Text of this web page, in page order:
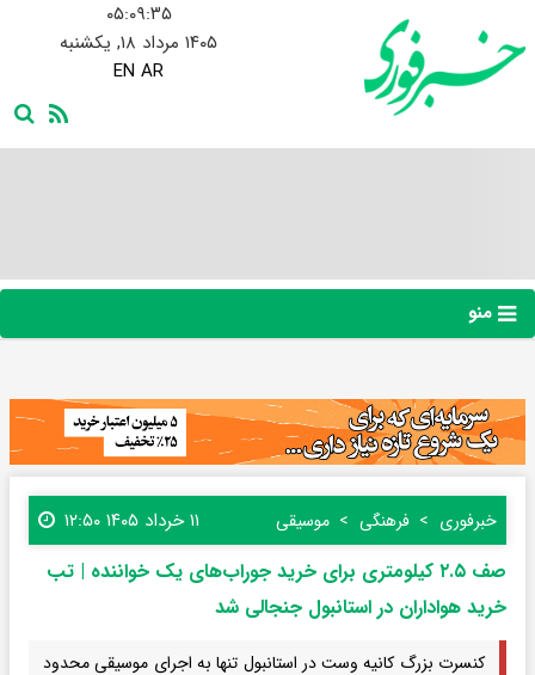
۰۵:۰۹:۳۶
۱۴۰۵ مرداد ۱۸, یکشنبه
EN AR
منو
خبرفوری فرهنگی موسیقی ۱۱ خرداد ۱۴۰۵ ۱۲:۵۰
صف ۲.۵ کیلومتری برای خرید جوراب‌های یک خواننده | تب
خرید هواداران در استانبول جنجالی شد
کنسرت بزرگ کانیه وست در استانبول تنها به اجرای موسیقی محدود